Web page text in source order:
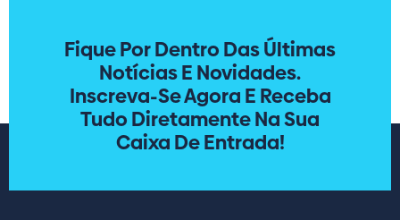
Fique Por Dentro Das Últimas
Notícias E Novidades.
Inscreva-Se Agora E Receba
Tudo Diretamente Na Sua
Caixa De Entrada!